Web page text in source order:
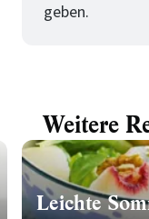
geben.
Weitere
Leichte